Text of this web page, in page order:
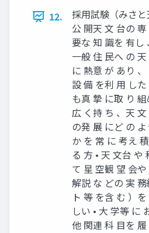
12.
採用試験（みさ
公 開天 文 台の
要な 知 識を 有し
一般 住 民へ の
に 熱意 が あり
設 備 を利 用 し
も真 摯 に取 り
広 く持 ち 、天
の発 展 にど の
か を 常 に 考え
る 方 • 天 文台 や
て 星 空観 望 会
解説 な どの 実
ト 等 を含 む ）
しい • 大 学等 に
他 関連 科 目を